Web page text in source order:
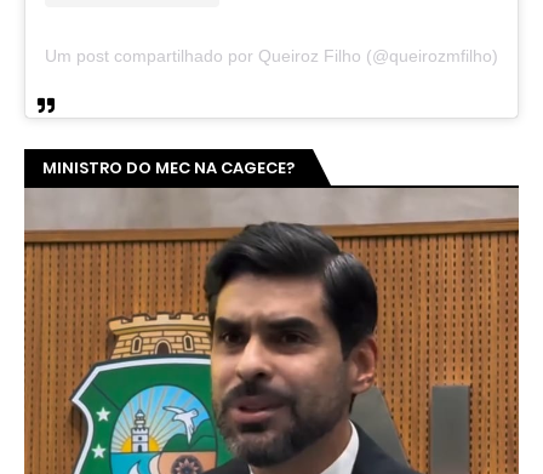
Um post compartilhado por Queiroz Filho (@queirozmfilho)
MINISTRO DO MEC NA CAGECE?